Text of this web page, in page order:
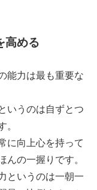
高める
能力は最も重要な
いうのは自ずとつ
。
に向上心を持って
んの一握りです。
というのは一朝一